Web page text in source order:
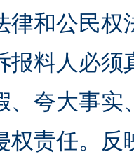
律和公民
报料人必
、夸大事
权责任。